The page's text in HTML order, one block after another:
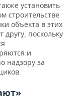
установить
строительстве
объекта в этих
другу, поскольку
и
надзору за